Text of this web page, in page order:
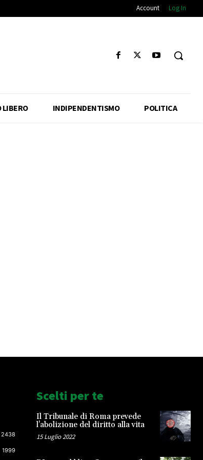
Account Log In
LIBERO INDIPENDENTISMO POLITICA
2438
1999
Scelti per te
Il Tribunale di Roma prevede
l’abolizione del diritto alla vita
15 Luglio 2022